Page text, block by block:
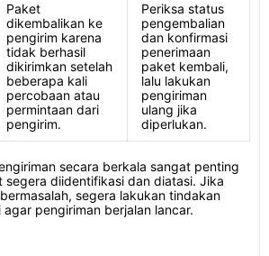
Paket
dikembalikan ke
pengirim karena
tidak berhasil
dikirimkan setelah
beberapa kali
percobaan atau
permintaan dari
pengirim.
Periksa status
pengembalian
dan konfirmasi
penerimaan
paket kembali,
lalu lakukan
pengiriman
ulang jika
diperlukan.
secara berkala sangat penting
segera diidentifikasi dan diatasi. Jika
segera lakukan tindakan
pengiriman berjalan lancar.